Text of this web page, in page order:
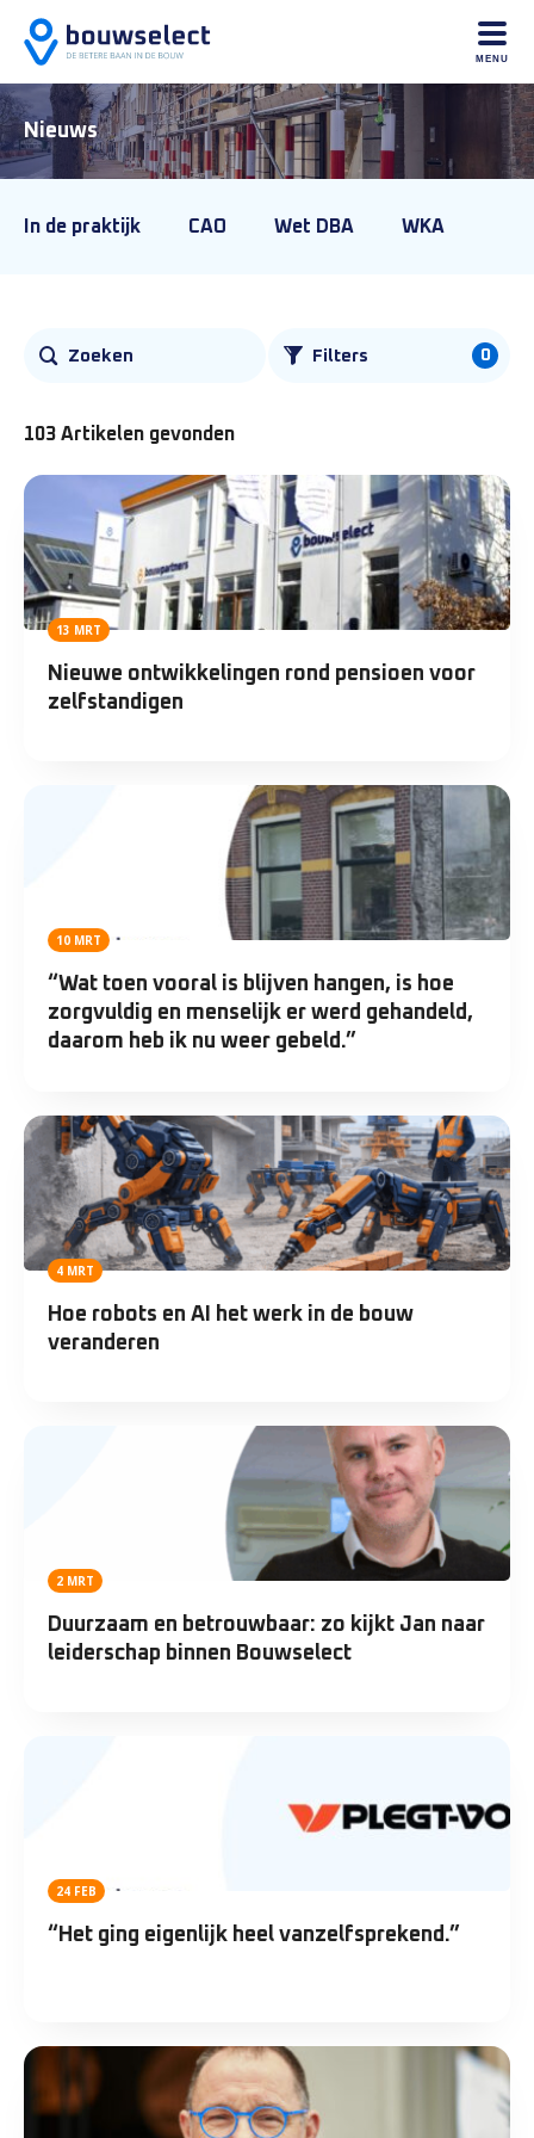
MENU
Nieuws
In de praktijk CAO Wet DBA WKA
Zoeken Filters 0
103 Artikelen gevonden
13 MRT
Nieuwe ontwikkelingen rond pensioen voor
zelfstandigen
10 MRT
“Wat toen vooral is blijven hangen, is hoe
zorgvuldig en menselijk er werd gehandeld,
daarom heb ik nu weer gebeld.”
4 MRT
Hoe robots en AI het werk in de bouw
veranderen
2 MRT
Duurzaam en betrouwbaar: zo kijkt Jan naar
leiderschap binnen Bouwselect
24 FEB
“Het ging eigenlijk heel vanzelfsprekend.”